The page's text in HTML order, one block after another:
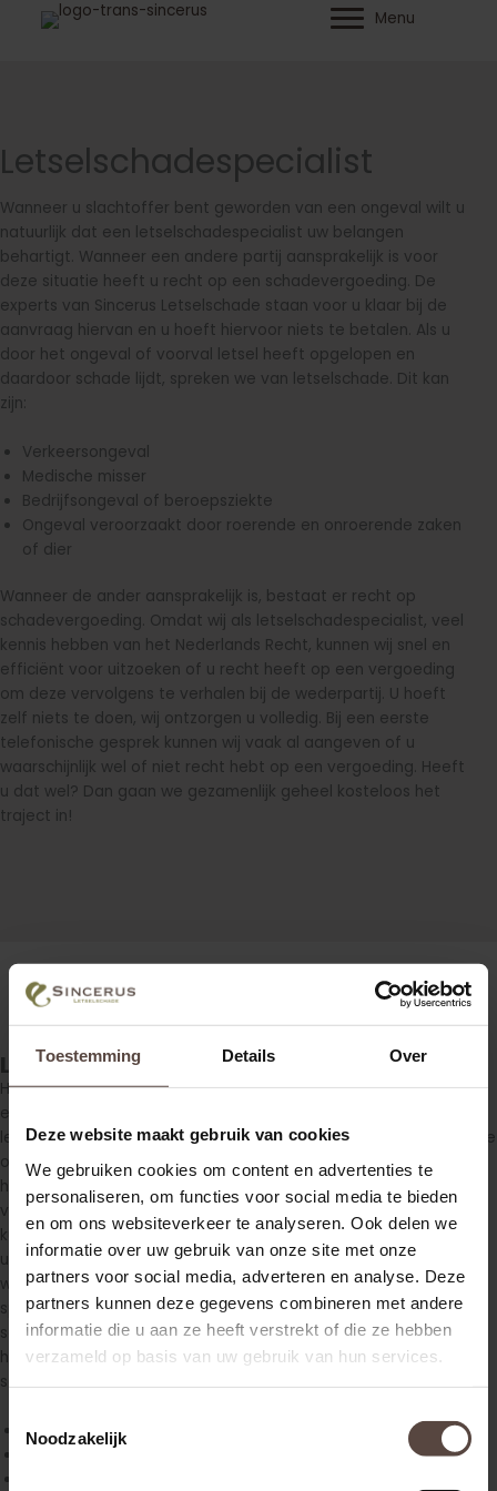
Toestemming Details Over
Deze website maakt gebruik van cookies
We gebruiken cookies om content en advertenties te
personaliseren, om functies voor social media te bieden
en om ons websiteverkeer te analyseren. Ook delen we
informatie over uw gebruik van onze site met onze
partners voor social media, adverteren en analyse. Deze
partners kunnen deze gegevens combineren met andere
informatie die u aan ze heeft verstrekt of die ze hebben
verzameld op basis van uw gebruik van hun services.
Noodzakelijk
Menu
Letselschadespecialist
Wanneer u slachtoffer bent geworden van een ongeval wilt u
natuurlijk dat een letselschadespecialist uw belangen
behartigt. Wanneer een andere partij aansprakelijk is voor
deze situatie heeft u recht op een schadevergoeding. De
experts van Sincerus Letselschade staan voor u klaar bij de
aanvraag hiervan en u hoeft hiervoor niets te betalen. Als u
door het ongeval of voorval letsel heeft opgelopen en
daardoor schade lijdt, spreken we van letselschade. Dit kan
zijn:
Verkeersongeval
Medische misser
Bedrijfsongeval of beroepsziekte
Ongeval veroorzaakt door roerende en onroerende zaken
of dier
Wanneer de ander aansprakelijk is, bestaat er recht op
schadevergoeding. Omdat wij als letselschadespecialist, veel
kennis hebben van het Nederlands Recht, kunnen wij snel en
efficiënt voor uitzoeken of u recht heeft op een vergoeding
om deze vervolgens te verhalen bij de wederpartij. U hoeft
zelf niets te doen, wij ontzorgen u volledig. Bij een eerste
telefonische gesprek kunnen wij vaak al aangeven of u
waarschijnlijk wel of niet recht hebt op een vergoeding. Heeft
u dat wel? Dan gaan we gezamenlijk geheel kosteloos het
traject in!
Letselschadespecialist Sincerus
Heeft u een belangenbehartiger nodig die de tijd voor u neemt
en zich in uw situatie kan verplaatsen? Dan is
letselschadespecialist Sincerus een uitstekende keuze. Omdat de
oprichters van ons bureau in het verleden ook letselschade
hebben opgelopen, kunnen wij ons goed inleven in hoe u zich
voelt en wat de gevolgen zijn van uw ongeval of voorval. Wij
kunnen onze dienstverlening daardoor beter laten aansluiten bij
uw behoeften. Omdat wij kleinschalig en nuchter blijven houden
we onze kosten laag en kunnen we het aantal schadezaken per
specialist beperkt houden. Zo hebben wij meer te besteden per
schadezaak wat leidt tot een snel uitgekeerd voorschot en een
hogere schadevergoeding! Deze bestaat uit een aantal
schadefactoren die mogelijk op u van toepassing zijn.
Schade aan spullen
Verlies arbeidsvermogen en zelfredzaamheid